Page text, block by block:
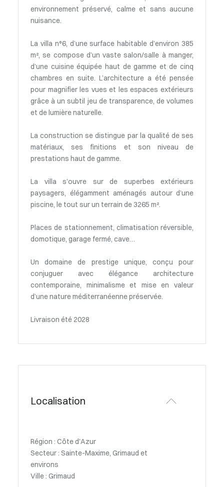
environnement préservé, calme et sans aucune
nuisance.
La villa n°6, d’une surface habitable d’environ 385
m², se compose d’un vaste salon/salle à manger,
d’une cuisine équipée haut de gamme et de cinq
chambres en suite. L’architecture a été pensée
pour magnifier les vues et les espaces extérieurs
grâce à un subtil jeu de transparence, de volumes
et de lumière naturelle.
La construction se distingue par la qualité de ses
matériaux, ses finitions et son niveau de
prestations haut de gamme.
La villa s’ouvre sur de superbes extérieurs
paysagers, élégamment aménagés autour d’une
piscine, le tout sur un terrain de 3265 m².
Places de stationnement, climatisation réversible,
domotique, garage fermé, cave…
Un domaine de prestige unique, conçu pour
conjuguer avec élégance architecture
contemporaine, minimalisme et mise en valeur
d’une nature méditerranéenne préservée.
Livraison été 2028
Localisation
Région : Côte d'Azur
Secteur : Sainte-Maxime, Grimaud et
environs
Ville : Grimaud